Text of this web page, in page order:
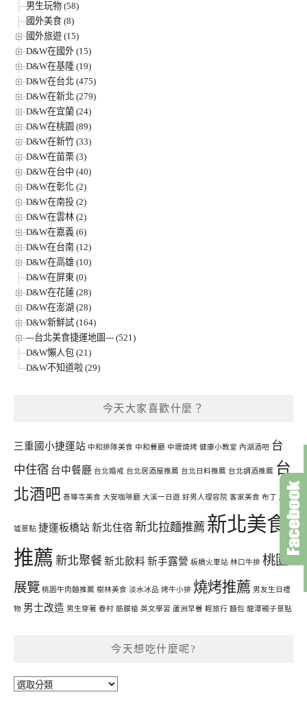
男生玩物 (58)
國外美食 (8)
國外旅遊 (15)
D&W在國外 (15)
D&W在基隆 (19)
D&W在台北 (475)
D&W在新北 (279)
D&W在宜蘭 (24)
D&W在桃園 (89)
D&W在新竹 (33)
D&W在苗栗 (3)
D&W在台中 (40)
D&W在彰化 (2)
D&W在南投 (2)
D&W在雲林 (2)
D&W在嘉義 (6)
D&W在台南 (12)
D&W在高雄 (10)
D&W在屏東 (0)
D&W在花蓮 (28)
D&W在澎湖 (28)
D&W新鮮試 (164)
---台北美食捷運地圖--- (521)
D&W懶人包 (21)
D&W不知道啦 (29)
今天大家喜歡什麼？
三重國小捷運站 中和排隊美食 中和餐廳 中壢燒烤 健康小教室 內湖酒吧 台
中住宿 台中餐廳 台北婚戒 台北居酒屋推薦 台北日料推薦 台北調酒推薦 台
北酒吧 善導寺美食 大安咖啡廳 大溪一日遊 好男人理容院 客家美食 布丁 廢
墟景點 捷運板橋站 新北住宿 新北拉麵推薦 新北美食
推薦 新北聚餐新北飲料 新手露營 板橋火車站 林口牛排 桃園
展覽 桃園牛肉麵推薦 樹林美食 淡水冰品 烤牛小排 燒烤推薦 男友生日禮
物 男士改造 男生穿著 眷村 筋膜槍 英文學習 蘆洲早餐 輕旅行 麵包 龍潭親子景點
今天想吃什麼呢?
今